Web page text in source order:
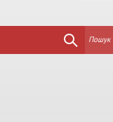
Пошук